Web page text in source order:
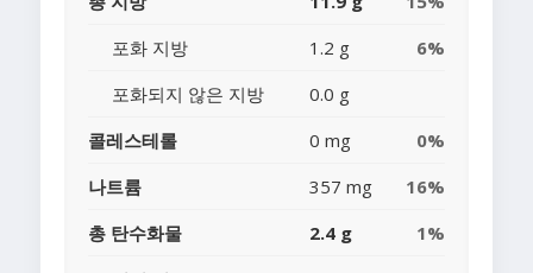
포화 지방
1.2 g
6%
포화되지 않은 지방
0.0 g
콜레스테롤
0 mg
0%
나트륨
357 mg
16%
총 탄수화물
2.4 g
1%